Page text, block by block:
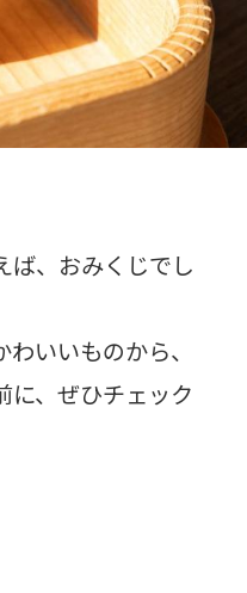
ば、おみくじでし
いいものから、
に、ぜひチェック